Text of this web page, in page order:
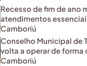
Recesso de fim de ano
atendimentos
Camboriú
Conselho Municipal de
volta a operar de forma
Camboriú